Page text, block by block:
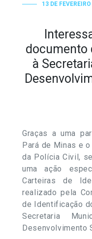
13 DE
documento
à
Graças a uma
Pará de Minas e
da Polícia Civil,
uma ação
Carteiras de
realizado pela
de Identificação
Secretaria
Desenvolvimento